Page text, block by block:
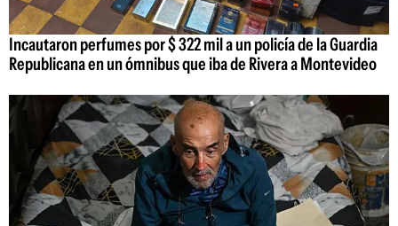
Incautaron perfumes por $ 322 mil a un policía de la Guardia
Republicana en un ómnibus que iba de Rivera a Montevideo